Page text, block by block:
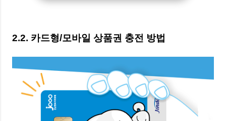
2.2. 카드형/모바일 상품권 충전 방법